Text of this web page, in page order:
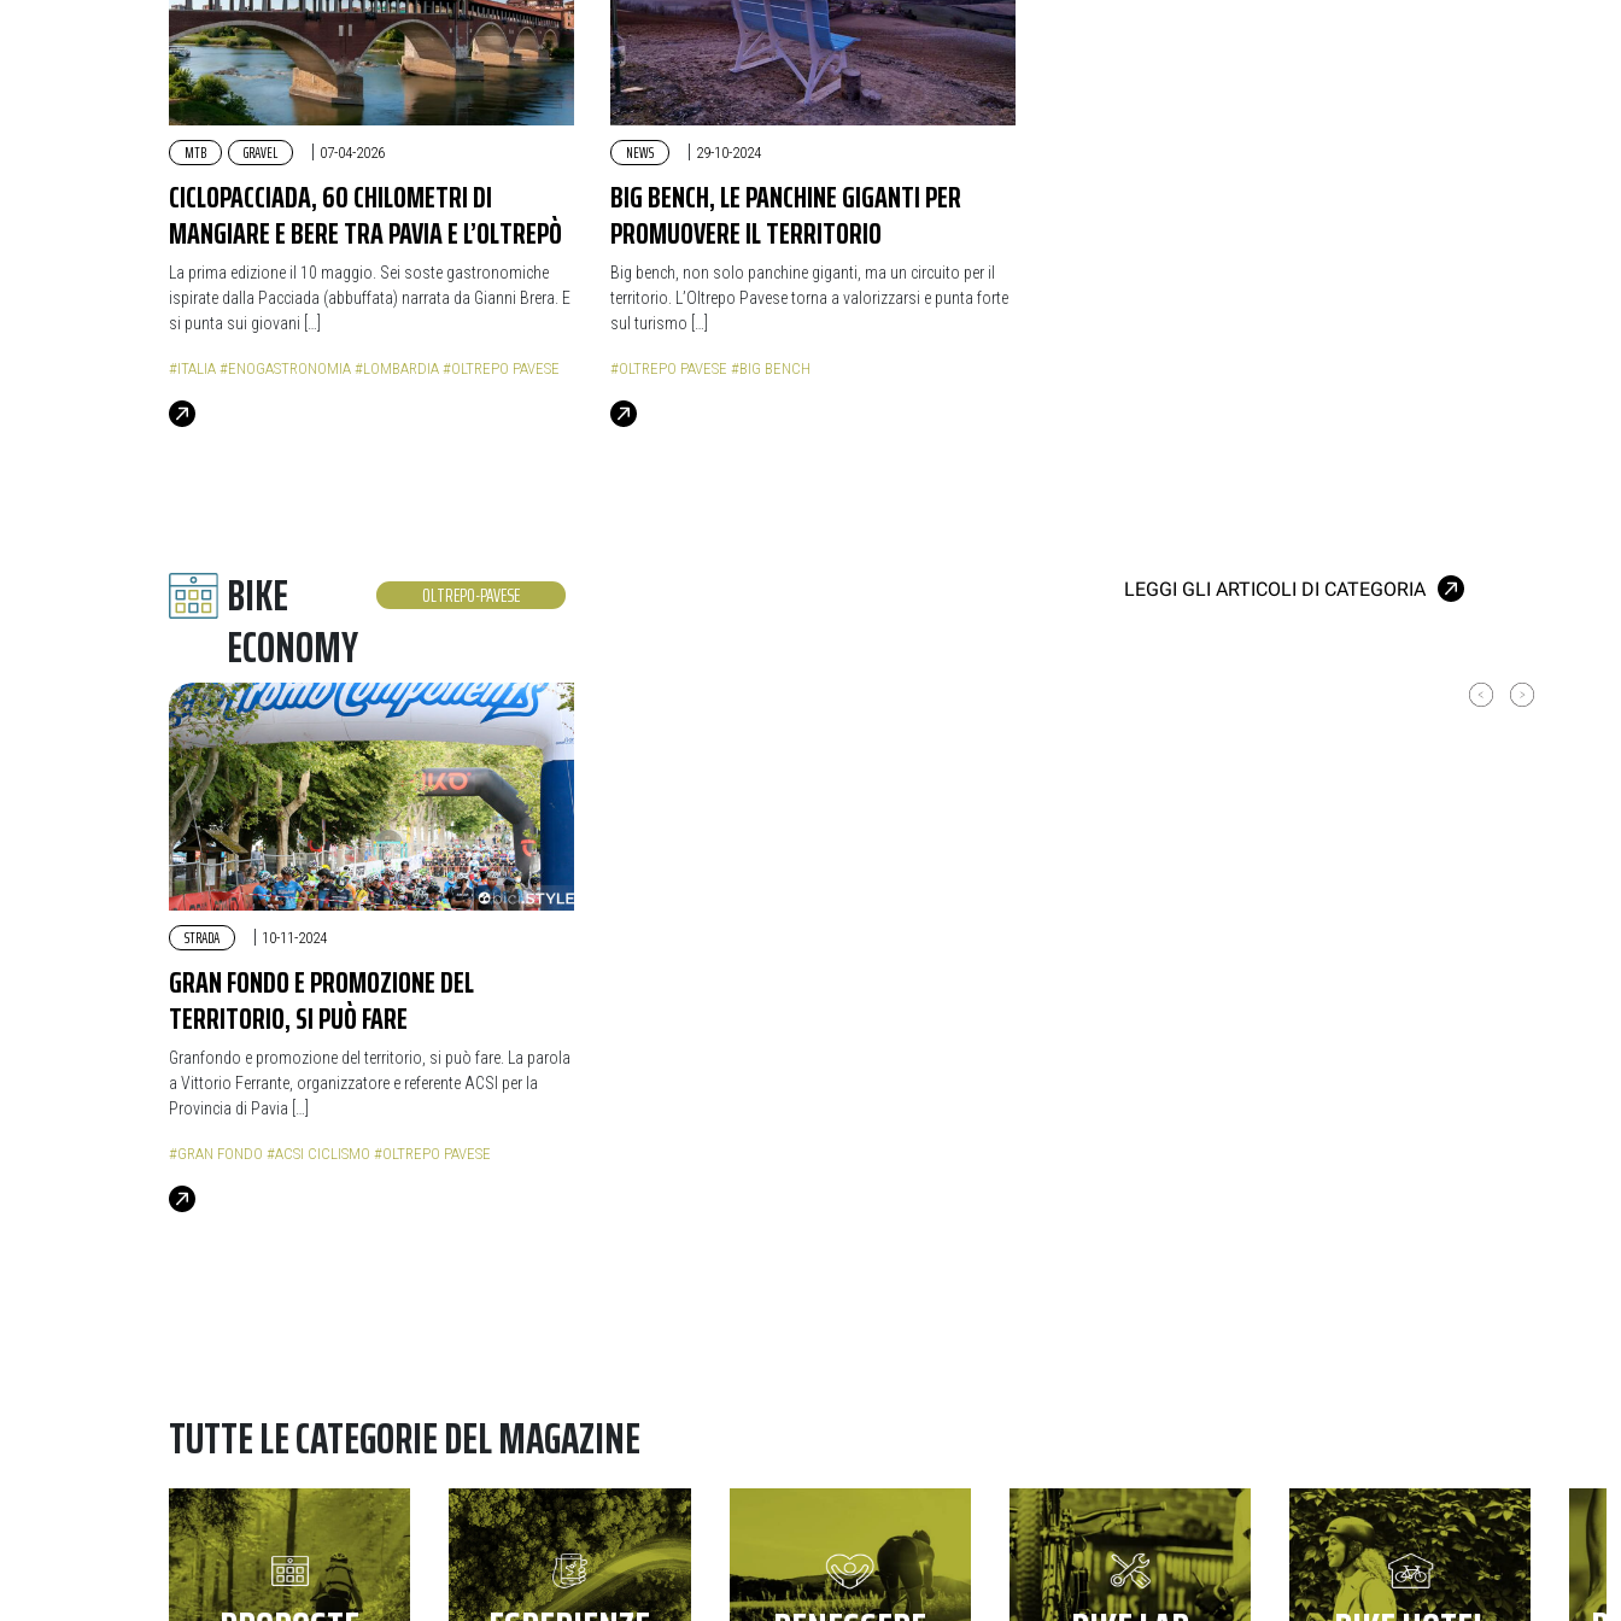
MTB GRAVEL | 07-04-2026
CICLOPACCIADA, 60 CHILOMETRI DI
MANGIARE E BERE TRA PAVIA E L’OLTREPÒ
La prima edizione il 10 maggio. Sei soste gastronomiche
ispirate dalla Pacciada (abbuffata) narrata da Gianni Brera. E
si punta sui giovani […]
#ITALIA #ENOGASTRONOMIA #LOMBARDIA #OLTREPO PAVESE
NEWS | 29-10-2024
BIG BENCH, LE PANCHINE GIGANTI PER
PROMUOVERE IL TERRITORIO
Big bench, non solo panchine giganti, ma un circuito per il
territorio. L’Oltrepo Pavese torna a valorizzarsi e punta forte
sul turismo […]
#OLTREPO PAVESE #BIG BENCH
BIKE
ECONOMY
OLTREPO-PAVESE LEGGI GLI ARTICOLI DI CATEGORIA
STRADA | 10-11-2024
GRAN FONDO E PROMOZIONE DEL
TERRITORIO, SI PUÒ FARE
Granfondo e promozione del territorio, si può fare. La parola
a Vittorio Ferrante, organizzatore e referente ACSI per la
Provincia di Pavia […]
#GRAN FONDO #ACSI CICLISMO #OLTREPO PAVESE
TUTTE LE CATEGORIE DEL MAGAZINE